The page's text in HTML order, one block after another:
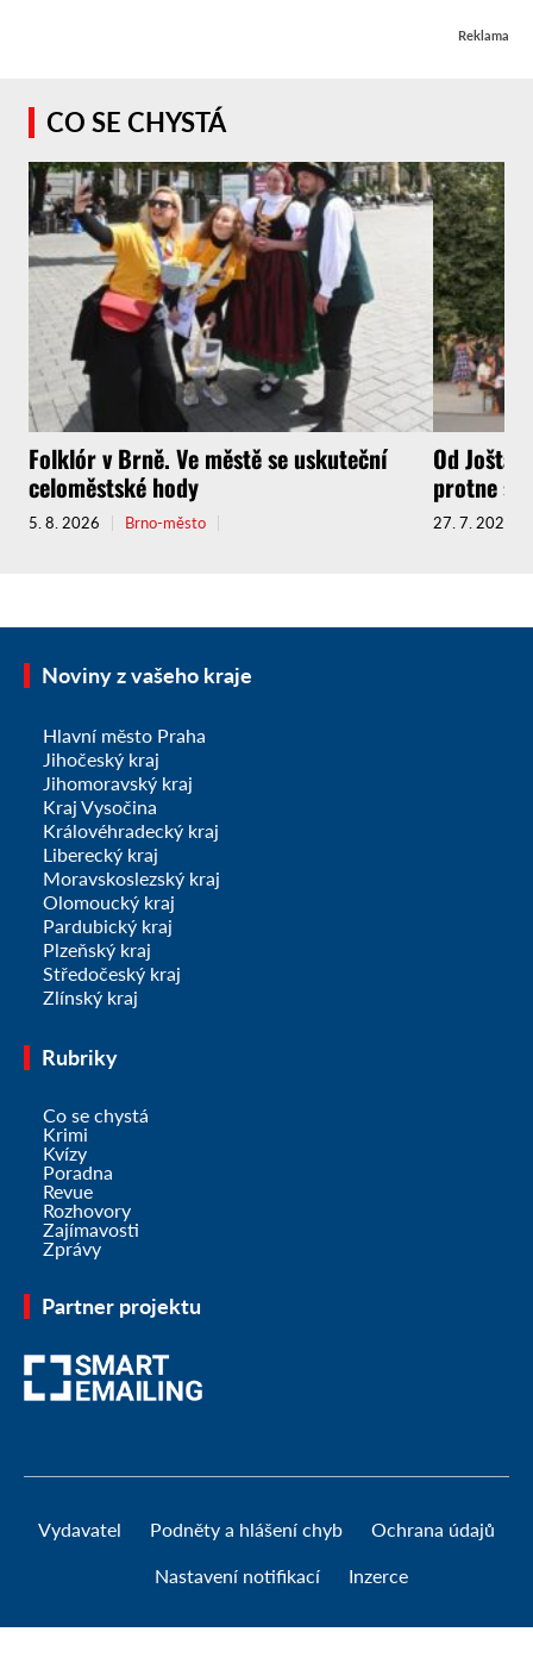
Reklama
CO SE CHYSTÁ
Folklór v Brně. Ve městě se uskuteční
celoměstské hody
5. 8. 2026 Brno-město
Od Jošta
protne
27. 7. 2026
Noviny z vašeho kraje
Hlavní město Praha
Jihočeský kraj
Jihomoravský kraj
Kraj Vysočina
Královéhradecký kraj
Liberecký kraj
Moravskoslezský kraj
Olomoucký kraj
Pardubický kraj
Plzeňský kraj
Středočeský kraj
Zlínský kraj
Rubriky
Co se chystá
Krimi
Kvízy
Poradna
Revue
Rozhovory
Zajímavosti
Zprávy
Partner projektu
Vydavatel Podněty a hlášení chyb Ochrana údajů
Nastavení notifikací Inzerce